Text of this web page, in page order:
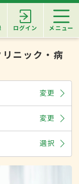
ログイン メニュー
リニック・病
変更
変更
選択